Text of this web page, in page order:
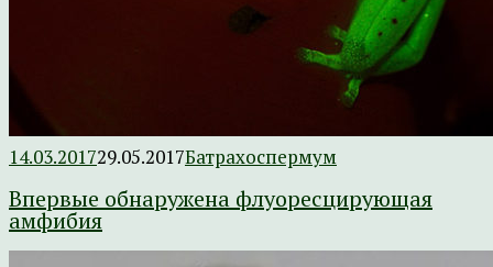
14.03.201729.05.2017Батрахоспермум
Впервые обнаружена флуоресцирующая
амфибия